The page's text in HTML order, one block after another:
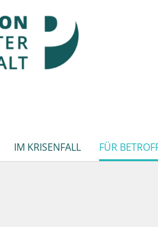
IM KRISENFALL FÜR